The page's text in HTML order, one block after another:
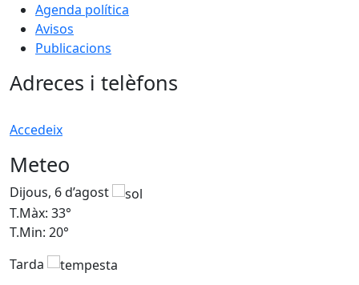
Agenda política
Avisos
Publicacions
Adreces i telèfons
Accedeix
Meteo
Dijous, 6 d’agost
T.Màx: 33°
T.Min: 20°
Tarda